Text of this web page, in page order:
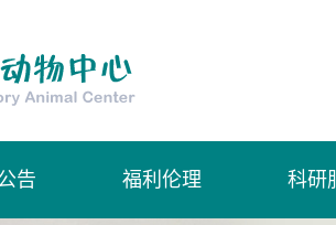
告 福利伦理 科研